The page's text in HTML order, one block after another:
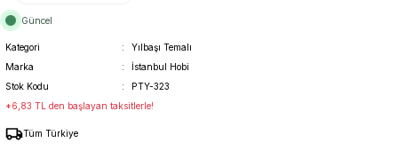
Güncel
Kategori
Yılbaşı Temalı
Marka
İstanbul Hobi
Stok Kodu
PTY-323
*6,83 TL den başlayan taksitlerle!
Tüm Türkiye